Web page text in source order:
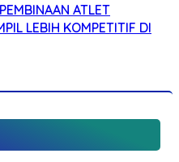
ATLET
LEBIH KOMPETITIF DI